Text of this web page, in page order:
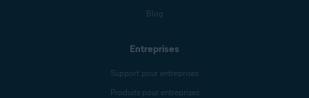
Blog
Entreprises
Support pour entreprises
Produits pour entreprises